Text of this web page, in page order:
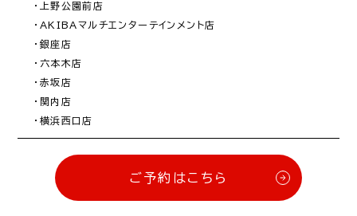
・上野公園前店
・AKIBAマルチエンターテインメント店
・銀座店
・六本木店
・赤坂店
・関内店
・横浜西口店
ご予約はこちら